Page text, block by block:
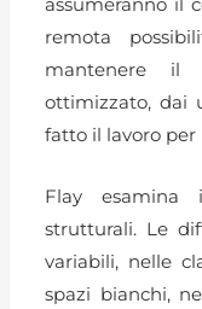
assumeranno il
remota
mantenere il
ottimizzato, dai
fatto il lavoro per
Flay esamina
strutturali. Le
variabili, nelle
spazi bianchi,